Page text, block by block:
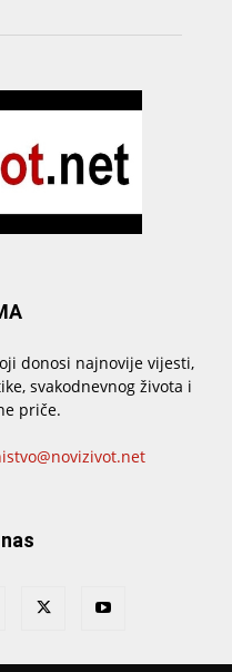
donosi najnovije vijesti,
svakodnevnog života i
priče.